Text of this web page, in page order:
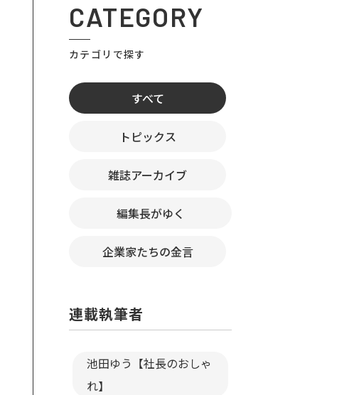
CATEGORY
カテゴリで探す
すべて
トピックス
雑誌アーカイブ
編集長がゆく
企業家たちの金言
連載執筆者
池田ゆう【社長のおしゃ
れ】